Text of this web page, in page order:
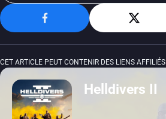
CET ARTICLE PEUT CONTENIR DES LIENS AFFILIÉS
Helldivers II